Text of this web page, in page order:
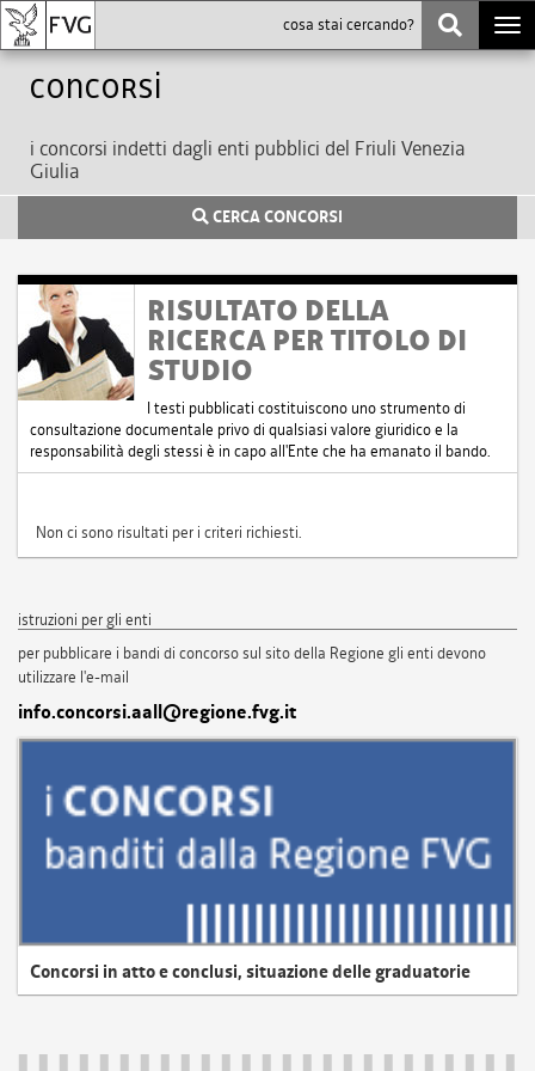
Concorsi
i concorsi indetti dagli enti pubblici del Friuli Venezia
Giulia
CERCA CONCORSI
RISULTATO DELLA
RICERCA PER TITOLO DI
STUDIO
I testi pubblicati costituiscono uno strumento di
consultazione documentale privo di qualsiasi valore giuridico e la
responsabilità degli stessi è in capo all'Ente che ha emanato il bando.
Non ci sono risultati per i criteri richiesti.
istruzioni per gli enti
per pubblicare i bandi di concorso sul sito della Regione gli enti devono
utilizzare l'e-mail
info.concorsi.aall@regione.fvg.it
Concorsi in atto e conclusi, situazione delle graduatorie